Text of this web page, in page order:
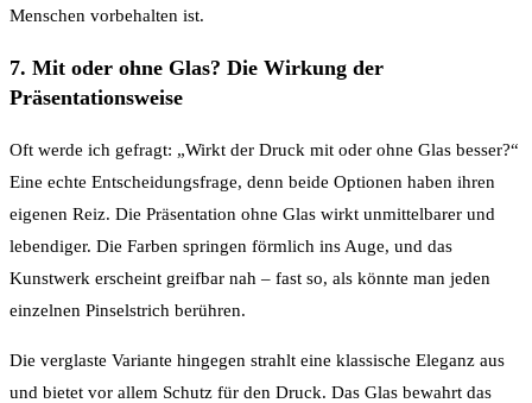
Menschen vorbehalten ist.
7. Mit oder ohne Glas? Die Wirkung der
Präsentationsweise
Oft werde ich gefragt: „Wirkt der Druck mit oder ohne Glas besser?“
Eine echte Entscheidungsfrage, denn beide Optionen haben ihren
eigenen Reiz. Die Präsentation ohne Glas wirkt unmittelbarer und
lebendiger. Die Farben springen förmlich ins Auge, und das
Kunstwerk erscheint greifbar nah – fast so, als könnte man jeden
einzelnen Pinselstrich berühren.
Die verglaste Variante hingegen strahlt eine klassische Eleganz aus
und bietet vor allem Schutz für den Druck. Das Glas bewahrt das